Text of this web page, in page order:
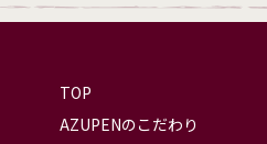
TOP
AZUPENのこだわり